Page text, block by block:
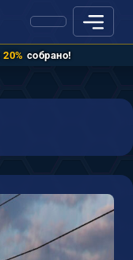
20% собрано!